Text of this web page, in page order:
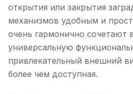
открытия или закрытия
механизмов удобным и
очень гармонично сочетают
универсальную
привлекательный внешний
более чем доступная.